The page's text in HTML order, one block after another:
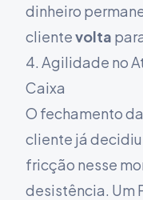
dinheiro
clientevolta
4. Agilidade no
Caixa
O fechamento
cliente já
fricção nesse
desistência. Um